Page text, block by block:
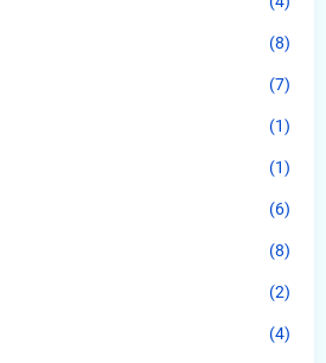
(8)
(7)
(1)
(1)
(6)
(8)
(2)
(4)